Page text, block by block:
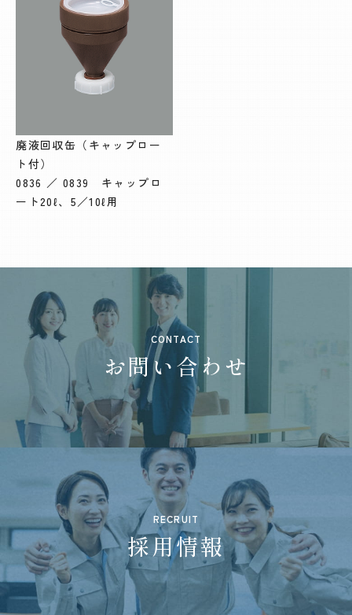
廃液回収缶（キャップロー
ト付）
0836 ／ 0839 キャップロ
ート20ℓ、5／10ℓ用
CONTACT
お問い合わせ
RECRUIT
採用情報